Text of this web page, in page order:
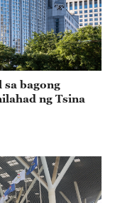
bagong
ng Tsina